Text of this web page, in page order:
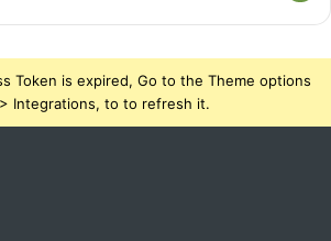
Token is expired, Go to the Theme options
Integrations, to to refresh it.